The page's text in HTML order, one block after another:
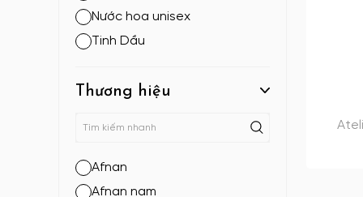
Nước hoa unisex
Tinh Dầu
Thương hiệu
Afnan
Afnan nam